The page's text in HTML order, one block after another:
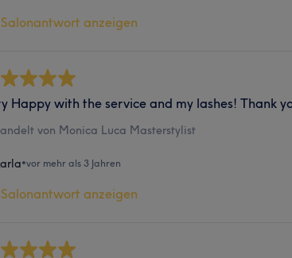
Salonantwort anzeigen
Happy with the service and my lashes! Thank
von Monica Luca Masterstylist
•vor mehr als 3 Jahren
Salonantwort anzeigen